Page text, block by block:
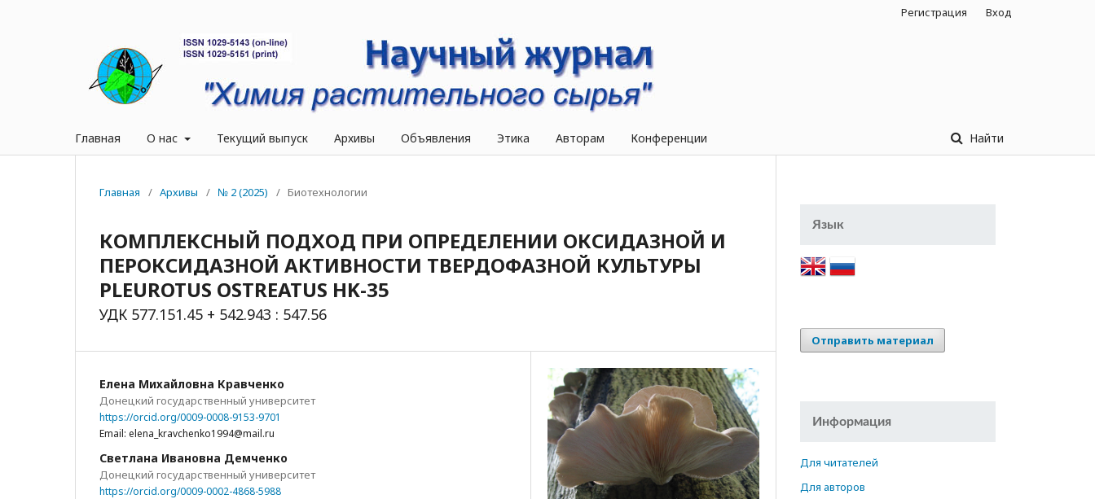
Главная О нас Текущий выпуск Архивы Объявления Этика Авторам Конференции Найти
Регистрация Вход
Главная / Архивы / № 2 (2025) / Биотехнологии
КОМПЛЕКСНЫЙ ПОДХОД ПРИ ОПРЕДЕЛЕНИИ ОКСИДАЗНОЙ И
ПЕРОКСИДАЗНОЙ АКТИВНОСТИ ТВЕРДОФАЗНОЙ КУЛЬТУРЫ
PLEUROTUS OSTREATUS HK-35
УДК 577.151.45 + 542.943 : 547.56
Елена Михайловна Кравченко
Донецкий государственный университет
https://orcid.org/0009-0008-9153-9701
Email: elena_kravchenko1994@mail.ru
Светлана Ивановна Демченко
Донецкий государственный университет
https://orcid.org/0009-0002-4868-5988
Язык
Отправить материал
Информация
Для читателей
Для авторов